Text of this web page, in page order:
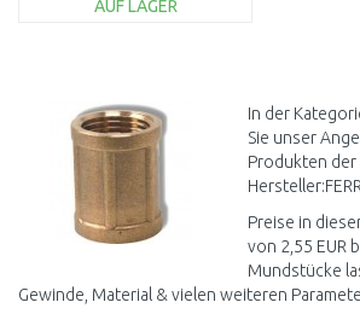
AUF LAGER
Vergleichen
In der
Sie unser
Produkten
Preise in
von 2,55 EUR
Mundstücke
Gewinde, Material & vielen weiteren